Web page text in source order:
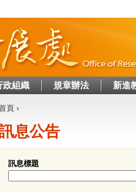
政組織 規章辦法 新進
在這裡
頁 ›
息公告
訊息標題